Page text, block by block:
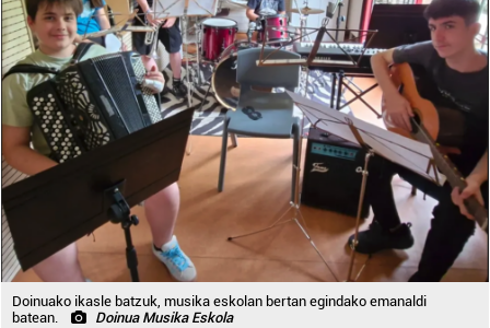
Doinuako ikasle batzuk, musika eskolan bertan egindako emanaldi
batean.
Doinua Musika Eskola